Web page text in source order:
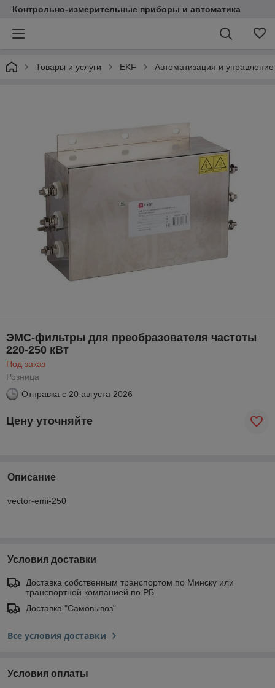
Контрольно-измерительные приборы и автоматика
Товары и услуги EKF Автоматизация и
ЭМС-фильтры для преобразователя частоты
220-250 кВт
Под заказ
Розница
Отправка с 20 августа 2026
Цену уточняйте
Описание
vector-emi-250
Условия доставки
Доставка собственным транспортом по Минску или
транспортной компанией по РБ.
Доставка "Самовывоз"
Все условия доставки
Условия оплаты